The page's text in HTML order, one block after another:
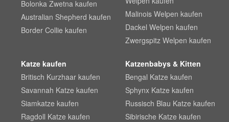
Bolonka Zwetna kaufen
Australian Shepherd kaufen
Border Collie kaufen
Malinois Welpen kaufen
Dackel Welpen kaufen
Zwergspitz Welpen kaufen
Katze kaufen
Britisch Kurzhaar kaufen
Savannah Katze kaufen
Siamkatze kaufen
Ragdoll Katze kaufen
Katzenbabys & Kitten
Bengal Katze kaufen
Sphynx Katze kaufen
Russisch Blau Katze kaufen
Sibirische Katze kaufen